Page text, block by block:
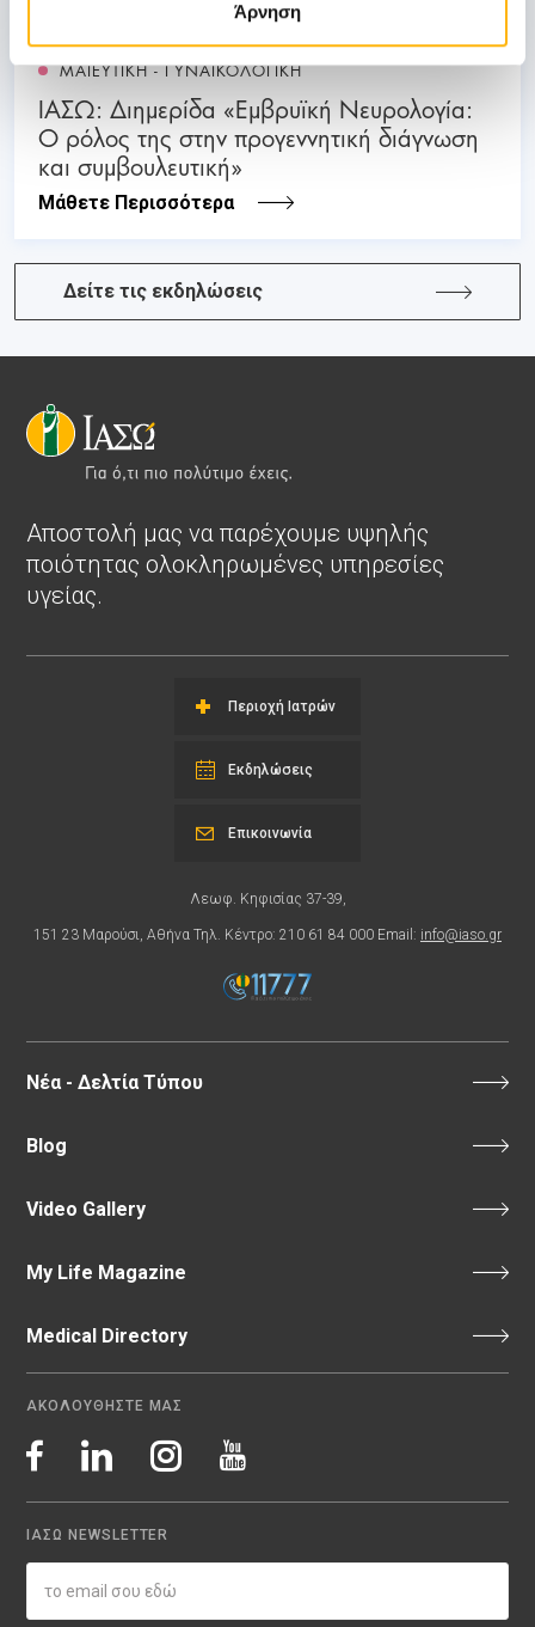
Άρνηση
ΜΑΙΕΥΤΙΚΗ - ΓΥΝΑΙΚΟΛΟΓΙΚΗ
ΙΑΣΩ: Διημερίδα «Εμβρυϊκή Νευρολογία:
Ο ρόλος της στην προγεννητική διάγνωση
και συμβουλευτική»
Μάθετε Περισσότερα
Δείτε τις εκδηλώσεις
Αποστολή μας να παρέχουμε υψηλής
ποιότητας ολοκληρωμένες υπηρεσίες
υγείας.
Περιοχή Ιατρών
Εκδηλώσεις
Λεωφ. Κηφισίας 37-39,
151 23 Μαρούσι, Αθήνα Τηλ. Κέντρο: 210 61 84 000 Email: info@iaso.gr
Επικοινωνία
Νέα - Δελτία Τύπου
Blog
Video Gallery
My Life Magazine
Medical Directory
ΑΚΟΛΟΥΘΗΣΤΕ ΜΑΣ
ΙΑΣΩ NEWSLETTER